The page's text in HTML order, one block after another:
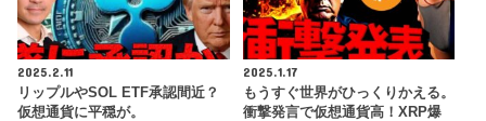
2025.2.11
リップルやSOL ETF承認間近？
仮想通貨に平穏が。
2025.1.17
もうすぐ世界がひっくりかえる。
衝撃発言で仮想通貨高！XRP爆